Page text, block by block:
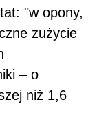
"w opony,
zużycie
– o
niż 1,6